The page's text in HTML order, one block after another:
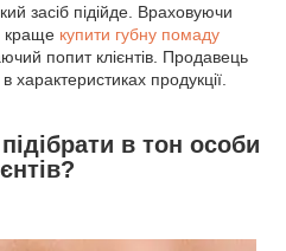
засіб підійде. Враховуючи
краще купити губну помаду
попит клієнтів. Продавець
продукції.
в тон особи